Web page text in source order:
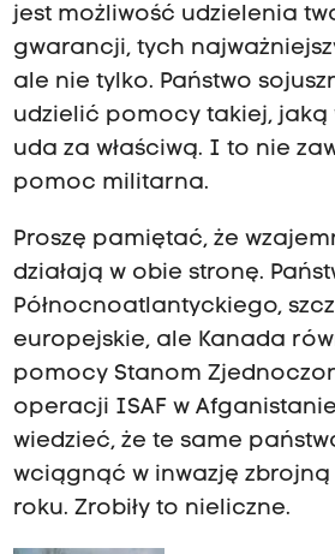
jest możliwość udzielenia
gwarancji, tych
ale nie tylko. Państwo
udzielić pomocy takiej, jaką
uda za właściwą. I to nie
pomoc militarna.
Proszę pamiętać, że
działają w obie stronę.
Północnoatlantyckiego,
europejskie, ale Kanada
pomocy Stanom
operacji ISAF w
wiedzieć, że te same
wciągnąć w inwazję
roku. Zrobiły to nieliczne.